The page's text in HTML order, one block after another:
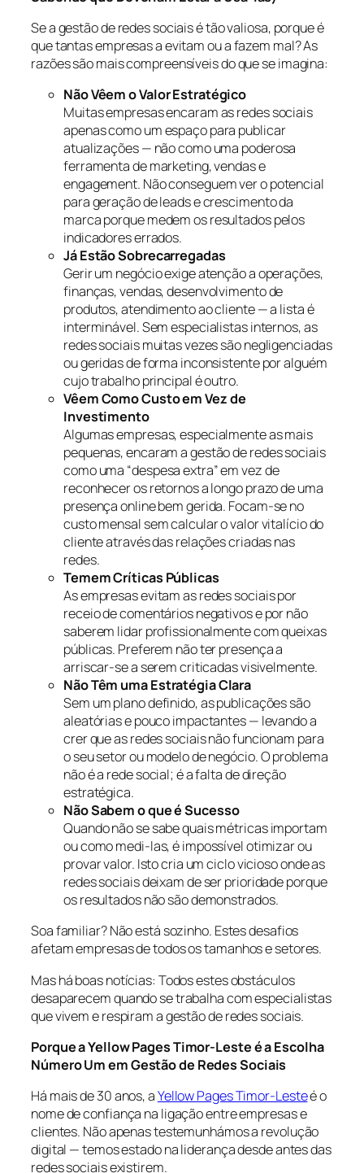
Se a gestão de redes sociais é tão valiosa, porque é
que tantas empresas a evitam ou a fazem mal? As
razões são mais compreensíveis do que se imagina:
Não Vêem o Valor Estratégico
Muitas empresas encaram as redes sociais
apenas como um espaço para publicar
atualizações — não como uma poderosa
ferramenta de marketing, vendas e
engagement. Não conseguem ver o potencial
para geração de leads e crescimento da
marca porque medem os resultados pelos
indicadores errados.
Já Estão Sobrecarregadas
Gerir um negócio exige atenção a operações,
finanças, vendas, desenvolvimento de
produtos, atendimento ao cliente — a lista é
interminável. Sem especialistas internos, as
redes sociais muitas vezes são negligenciadas
ou geridas de forma inconsistente por alguém
cujo trabalho principal é outro.
Vêem Como Custo em Vez de
Investimento
Algumas empresas, especialmente as mais
pequenas, encaram a gestão de redes sociais
como uma “despesa extra” em vez de
reconhecer os retornos a longo prazo de uma
presença online bem gerida. Focam-se no
custo mensal sem calcular o valor vitalício do
cliente através das relações criadas nas
redes.
Temem Críticas Públicas
As empresas evitam as redes sociais por
receio de comentários negativos e por não
saberem lidar profissionalmente com queixas
públicas. Preferem não ter presença a
arriscar-se a serem criticadas visivelmente.
Não Têm uma Estratégia Clara
Sem um plano definido, as publicações são
aleatórias e pouco impactantes — levando a
crer que as redes sociais não funcionam para
o seu setor ou modelo de negócio. O problema
não é a rede social; é a falta de direção
estratégica.
Não Sabem o que é Sucesso
Quando não se sabe quais métricas importam
ou como medi-las, é impossível otimizar ou
provar valor. Isto cria um ciclo vicioso onde as
redes sociais deixam de ser prioridade porque
os resultados não são demonstrados.
Soa familiar? Não está sozinho. Estes desafios
afetam empresas de todos os tamanhos e setores.
Mas há boas notícias: Todos estes obstáculos
desaparecem quando se trabalha com especialistas
que vivem e respiram a gestão de redes sociais.
Porque a Yellow Pages Timor-Leste é a Escolha
Número Um em Gestão de Redes Sociais
Há mais de 30 anos, aYellow Pages Timor-Lesteé o
nome de confiança na ligação entre empresas e
clientes. Não apenas testemunhámos a revolução
digital — temos estado na liderança desde antes das
redes sociais existirem.